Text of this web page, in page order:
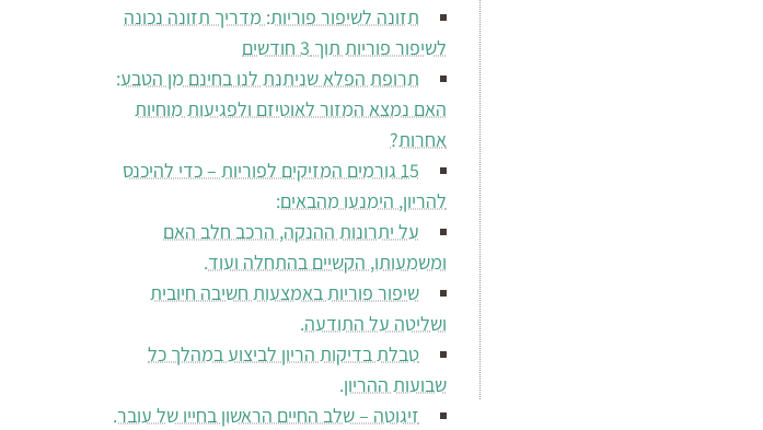
תזונה לשיפור פוריות: מדריך תזונה נכונה
לשיפור פוריות תוך 3 חודשים
תרופת הפלא שניתנת לנו בחינם מן הטבע:
האם נמצא המזור לאוטיזם ולפגיעות מוחיות
אחרות?
15 גורמים המזיקים לפוריות – כדי להיכנס
להריון, הימנעו מהבאים:
על יתרונות ההנקה, הרכב חלב האם
ומשמעותו, הקשיים בהתחלה ועוד.
שיפור פוריות באמצעות חשיבה חיובית
ושליטה על התודעה.
טבלת בדיקות הריון לביצוע במהלך כל
שבועות ההריון.
זיגוטה – שלב החיים הראשון בחייו של עובר.